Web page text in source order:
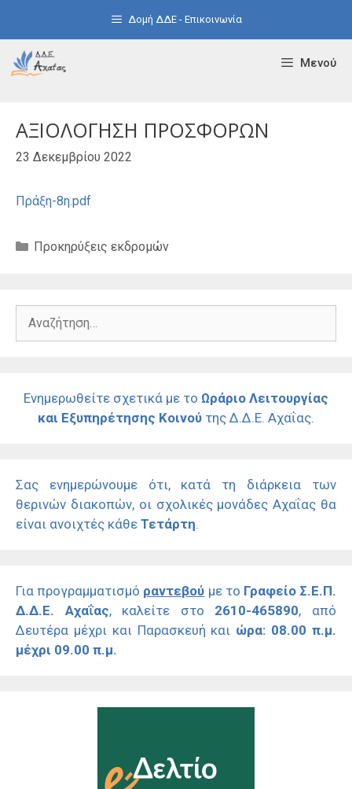
Δομή ΔΔΕ - Επικοινωνία
Μενού
ΑΞΙΟΛΟΓΗΣΗ ΠΡΟΣΦΟΡΩΝ
23 Δεκεμβρίου 2022
Πράξη-8η.pdf
Κατηγορίες
Προκηρύξεις εκδρομών
Αναζήτηση
Ενημερωθείτε σχετικά με το Ωράριο Λειτουργίας
και Εξυπηρέτησης Κοινού της Δ.Δ.Ε. Αχαΐας.
Σας ενημερώνουμε ότι, κατά τη διάρκεια των
θερινών διακοπών, οι σχολικές μονάδες Αχαΐας θα
είναι ανοιχτές κάθε Τετάρτη.
Για προγραμματισμό ραντεβού με το Γραφείο Σ.Ε.Π.
Δ.Δ.Ε. Αχαΐας, καλείτε στο 2610-465890, από
Δευτέρα μέχρι και Παρασκευή και ώρα: 08.00 π.μ.
μέχρι 09.00 π.μ.